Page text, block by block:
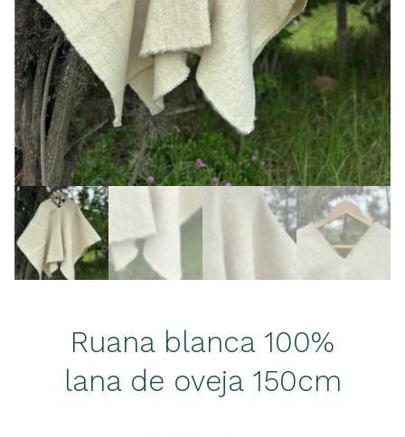
Ruana blanca 100%
lana de oveja 150cm